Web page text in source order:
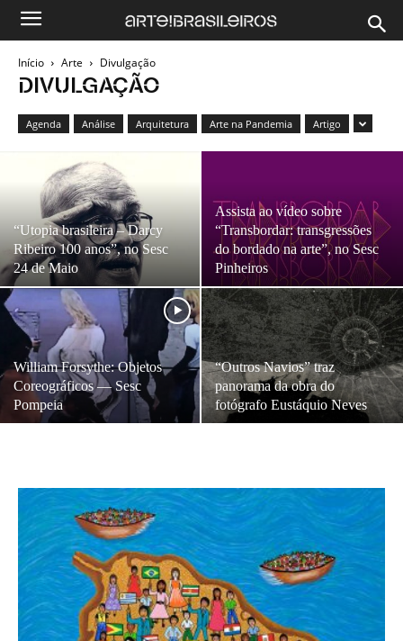
Início Arte Divulgação
DIVULGAÇÃO
Agenda Análise Arquitetura Arte na Pandemia Artigo
“Utopia brasileira – Darcy
Ribeiro 100 anos”, no Sesc
24 de Maio
Assista ao vídeo sobre
“Transbordar: transgressões
do bordado na arte”, no Sesc
Pinheiros
William Forsythe: Objetos
Coreográficos — Sesc
Pompeia
“Outros Navios” traz
panorama da obra do
fotógrafo Eustáquio Neves